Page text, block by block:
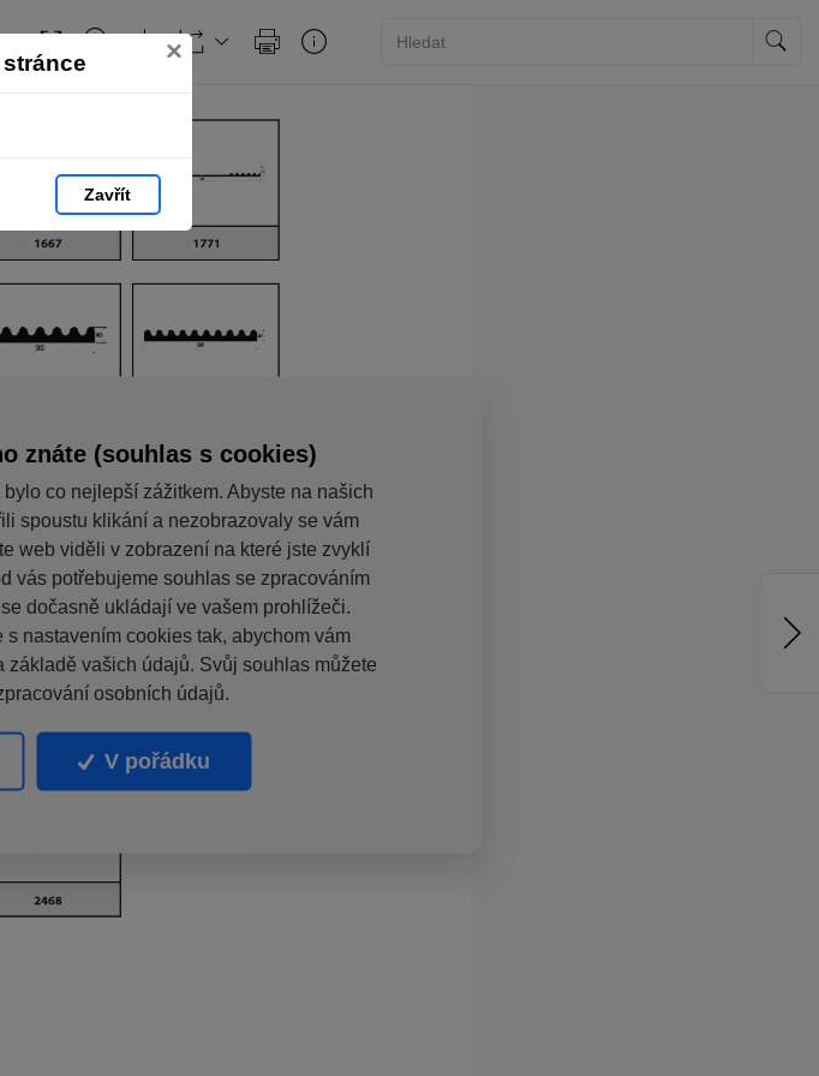
×
Zavřít
znáte (souhlas s cookies)
co nejlepší zážitkem. Abyste na našich
spoustu klikání a nezobrazovaly se vám
web viděli v zobrazení na které jste zvyklí
vás potřebujeme souhlas se zpracováním
dočasně ukládají ve vašem prohlížeči.
s nastavením cookies tak, abychom vám
vašich údajů. Svůj souhlas můžete
osobních údajů.
V pořádku